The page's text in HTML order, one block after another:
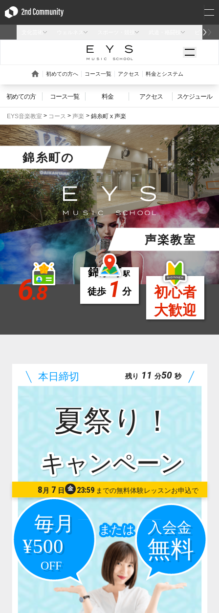
初めての方 コース一覧 料金 アクセス スケジュール
EYS音楽教室 コース 声楽 錦糸町 x 声楽
錦糸町の
声楽教室
6.8
錦糸町駅
徒歩 1 分
初心者
大歓迎
夏祭り！
8 月 7 日 金23:59
残り 11 分49 秒